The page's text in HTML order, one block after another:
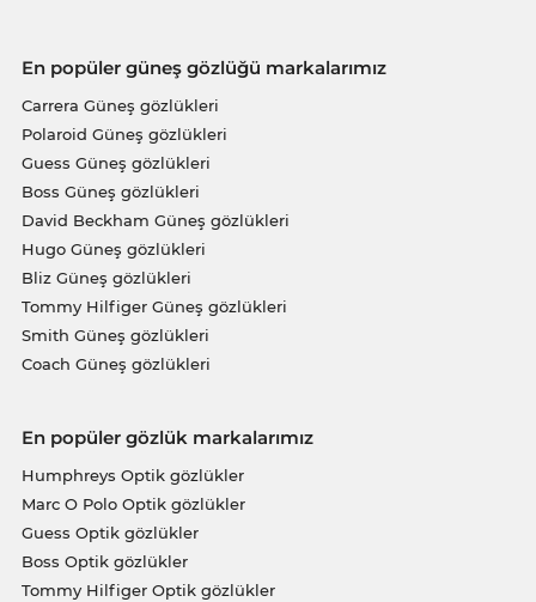
En popüler güneş gözlüğü markalarımız
Carrera Güneş gözlükleri
Polaroid Güneş gözlükleri
Guess Güneş gözlükleri
Boss Güneş gözlükleri
David Beckham Güneş gözlükleri
Hugo Güneş gözlükleri
Bliz Güneş gözlükleri
Tommy Hilfiger Güneş gözlükleri
Smith Güneş gözlükleri
Coach Güneş gözlükleri
En popüler gözlük markalarımız
Humphreys Optik gözlükler
Marc O Polo Optik gözlükler
Guess Optik gözlükler
Boss Optik gözlükler
Tommy Hilfiger Optik gözlükler